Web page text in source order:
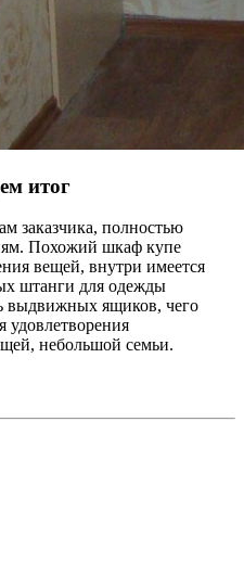
итог
заказчика, полностью
Похожий шкаф купе
вещей, внутри имеется
штанги для одежды
выдвижных ящиков, чего
удовлетворения
небольшой семьи.